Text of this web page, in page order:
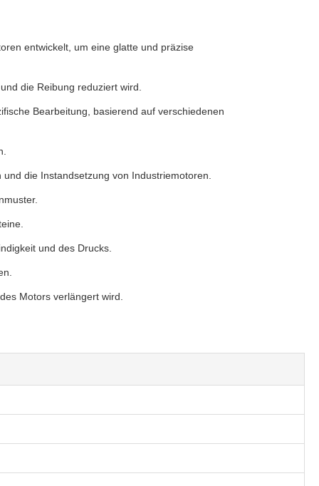
entwickelt, um eine glatte und präzise
die Reibung reduziert wird.
Bearbeitung, basierend auf verschiedenen
die Instandsetzung von Industriemotoren.
und des Drucks.
Motors verlängert wird.